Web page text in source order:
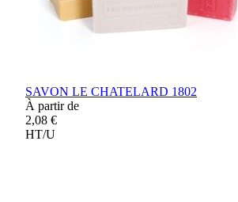
SAVON LE CHATELARD 1802
À partir de
2,08 €
HT/U